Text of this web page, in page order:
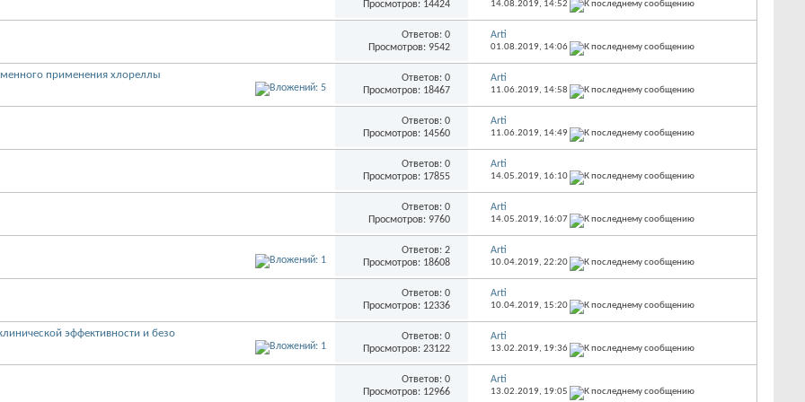
Просмотров: 14424 14.08.2019, 14:52
Ответов: 0
Просмотров: 9542
Arti
01.08.2019, 14:06
применения хлореллы
Ответов: 0
Просмотров: 18467
Arti
11.06.2019, 14:58
Ответов: 0
Просмотров: 14560
Arti
11.06.2019, 14:49
Ответов: 0
Просмотров: 17855
Arti
14.05.2019, 16:10
Ответов: 0
Просмотров: 9760
Arti
14.05.2019, 16:07
Ответов: 2
Просмотров: 18608
Arti
10.04.2019, 22:20
Ответов: 0
Просмотров: 12336
Arti
10.04.2019, 15:20
эффективности и безо
Ответов: 0
Просмотров: 23122
Arti
13.02.2019, 19:36
Ответов: 0
Просмотров: 12966
Arti
13.02.2019, 19:05